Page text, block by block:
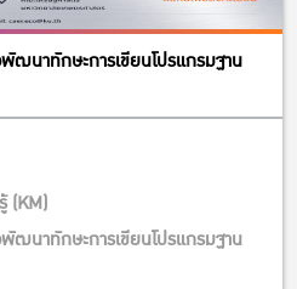
ฒนาทักษะการเขียนโปรแกรมฐาน
(KM)
ฒนาทักษะการเขียนโปรแกรมฐาน